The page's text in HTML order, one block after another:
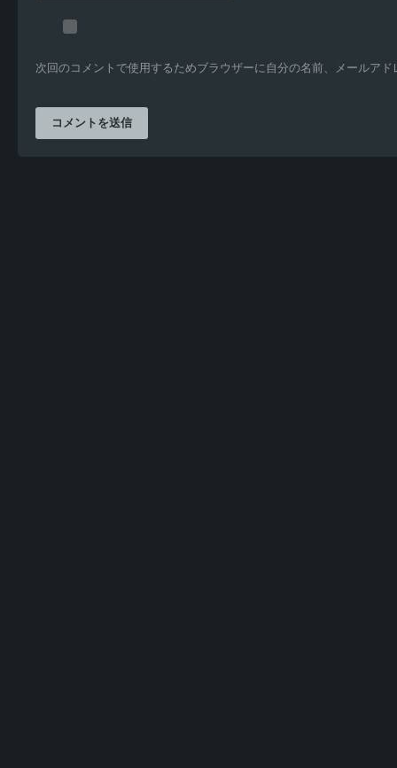
次回のコメントで使用するためブラウザーに自分の名前、メールア